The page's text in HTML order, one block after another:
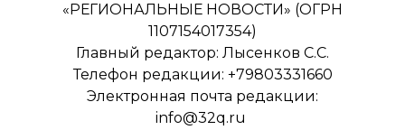
«РЕГИОНАЛЬНЫЕ НОВОСТИ» (ОГРН
1107154017354)
Главный редактор: Лысенков С.С.
Телефон редакции: +79803331660
Электронная почта редакции:
info@32q.ru